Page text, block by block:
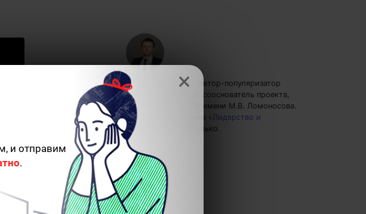
Евгений Буянов— автор-популяризатор
экспертных знаний, сооснователь проекта,
преподаватель МГУ имени М.В. Ломоносова.
Пишу статьи по теме
«Лидерство и
отношения»
и не только.
×
и отправим
.